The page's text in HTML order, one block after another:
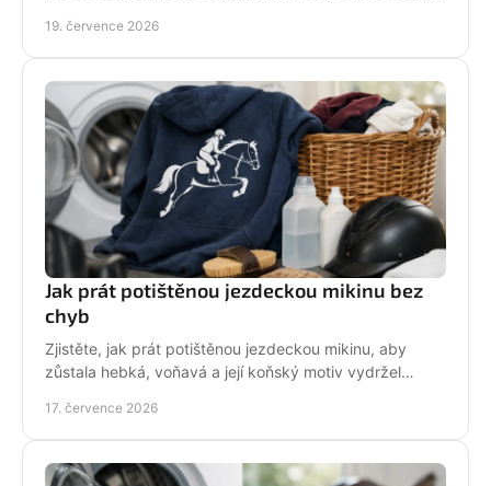
19. července 2026
Jak prát potištěnou jezdeckou mikinu bez
chyb
Zjistěte, jak prát potištěnou jezdeckou mikinu, aby
zůstala hebká, voňavá a její koňský motiv vydržel
17. července 2026